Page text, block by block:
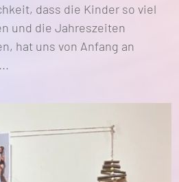
dass die Kinder so viel
und die Jahreszeiten
hat uns von Anfang an